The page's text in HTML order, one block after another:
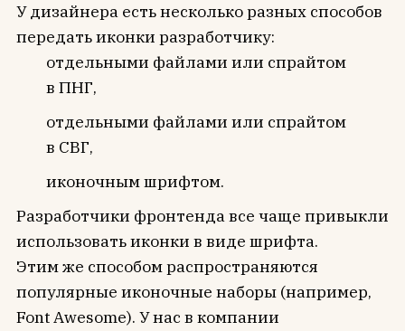
У дизайнера есть несколько разных способов
передать иконки разработчику:
отдельными файлами или спрайтом
в ПНГ,
отдельными файлами или спрайтом
в СВГ,
иконочным шрифтом.
Разработчики фронтенда все чаще привыкли
использовать иконки в виде шрифта.
Этим же способом распространяются
популярные иконочные наборы (например,
Font Awesome). У нас в компании